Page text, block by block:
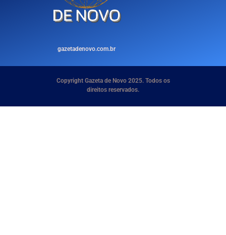
gazetadenovo.com.br
Copyright Gazeta de Novo 2025. Todos os
direitos reservados.